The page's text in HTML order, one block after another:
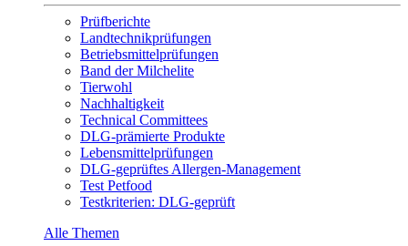
Prüfberichte
Landtechnikprüfungen
Betriebsmittelprüfungen
Band der Milchelite
Tierwohl
Nachhaltigkeit
Technical Committees
DLG-prämierte Produkte
Lebensmittelprüfungen
DLG-geprüftes Allergen-Management
Test Petfood
Testkriterien: DLG-geprüft
Alle Themen